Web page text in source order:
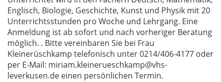
Englisch, Biologie, Geschichte, Kunst und Physik mit 20
Unterrichtsstunden pro Woche und Lehrgang. Eine
Anmeldung ist ab sofort und nach vorheriger Beratung
möglich. . Bitte vereinbaren Sie bei Frau
Kleinerüschkamp telefonisch unter 0214/406-4177 oder
per E-Mail: miriam.kleinerueschkamp@vhs-
leverkusen.de einen persönlichen Termin.